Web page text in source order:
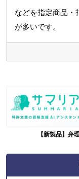
などを指定商品
が多いです。
【新製品】弁